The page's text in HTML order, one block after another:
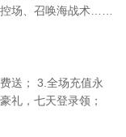
场、召唤海战术……
送； 3.全场充值永
礼，七天登录领；